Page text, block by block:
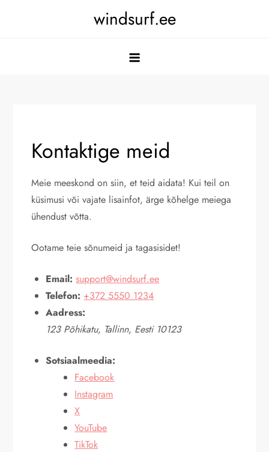
windsurf.ee
Kontaktige meid
Meie meeskond on siin, et teid aidata! Kui teil on
küsimusi või vajate lisainfot, ärge kõhelge meiega
ühendust võtta.
Ootame teie sõnumeid ja tagasisidet!
Email: support@windsurf.ee
Telefon: +372 5550 1234
Aadress:
123 Põhikatu, Tallinn, Eesti 10123
Sotsiaalmeedia:
Facebook
Instagram
X
YouTube
TikTok